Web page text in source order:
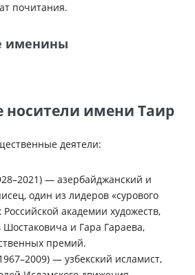
почитания.
именины
имени Таир
деятели:
— азербайджанский и
один из лидеров «сурового
Российской академии художеств,
Шостаковича и Гара Гараева,
премий.
— узбекский исламист,